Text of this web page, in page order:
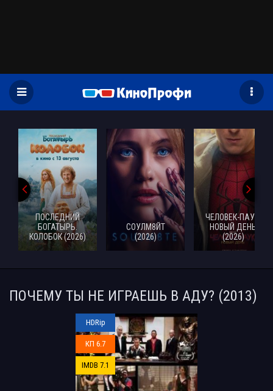
ПОСЛЕДНИЙ
БОГАТЫРЬ.
КОЛОБОК (2026)
СОУЛМ8ЙТ
(2026)
ЧЕЛОВЕК-ПАУК:
НОВЫЙ ДЕНЬ
(2026)
ПОЧЕМУ ТЫ НЕ ИГРАЕШЬ В АДУ? (2013)
HDRip
КП 6.7
IMDB 7.1